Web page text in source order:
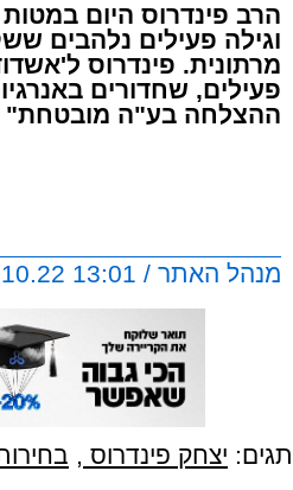
הרב פינדרוס היום
וגילה פעילים נלהבים
מרתונית. פינדרוס
פעילים, שחדורים
ההצלחה בע"ה מובטחת"
מנהל האתר / 13:01 27.10.22
תגים: יצחק פינדרוס , בחירות